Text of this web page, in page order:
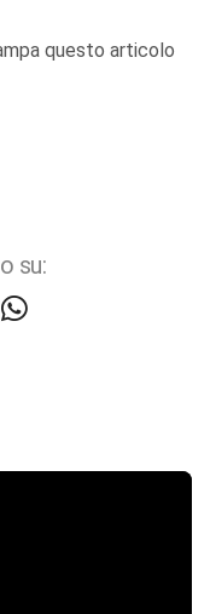
questo articolo
su: